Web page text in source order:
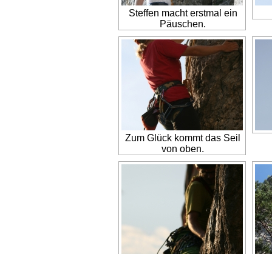
Steffen macht erstmal ein
Päuschen.
Zum Glück kommt das Seil
von oben.